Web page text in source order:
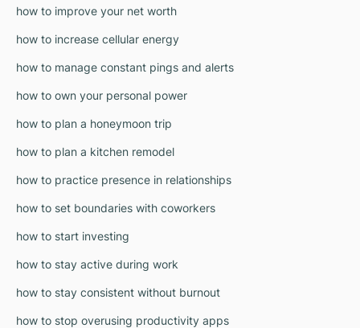
how to improve your net worth
how to increase cellular energy
how to manage constant pings and alerts
how to own your personal power
how to plan a honeymoon trip
how to plan a kitchen remodel
how to practice presence in relationships
how to set boundaries with coworkers
how to start investing
how to stay active during work
how to stay consistent without burnout
how to stop overusing productivity apps